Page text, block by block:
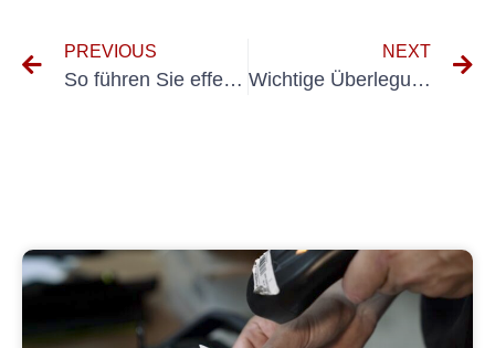
PREVIOUS
So führen Sie effektive Inspektionen tragbarer Elektrogeräte durch
NEXT
Wichtige Überlegungen zur Einhaltung von Klausel 3602 in elektrischen Systemen